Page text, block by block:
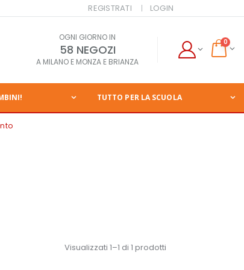
REGISTRATI LOGIN
OGNI GIORNO IN
58 NEGOZI
A MILANO E MONZA E BRIANZA
0
TUTTO PER LA SCUOLA
Visualizzati 1–1 di 1 prodotti